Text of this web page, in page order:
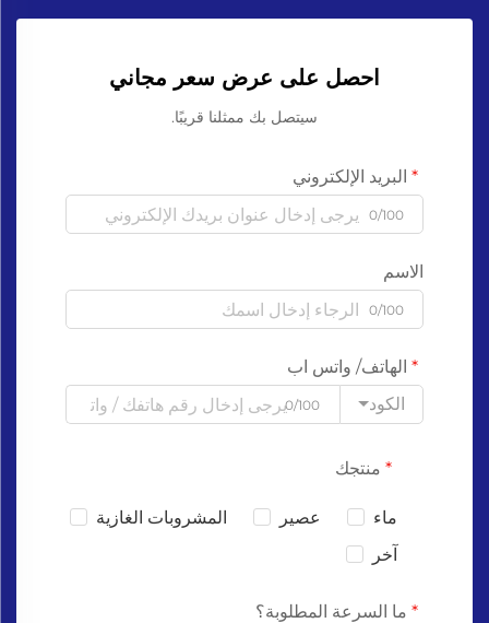
احصل على عرض سعر مجاني
سيتصل بك ممثلنا قريبًا.
البريد الإلكتروني
0/100
الاسم
0/100
الهاتف/ واتس اب
الكود
0/100
منتجك
ماء عصير
المشروبات الغازية
آخر
ما السرعة المطلوبة؟